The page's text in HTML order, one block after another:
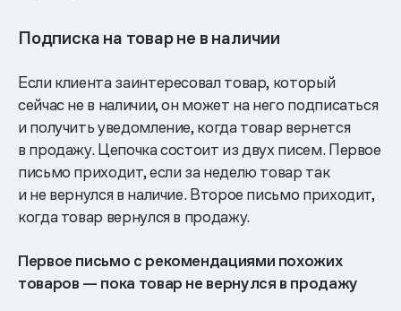
Подписка на товар не в наличии
Если клиента заинтересовал товар, который
сейчас не в наличии, он может на него подписаться
и получить уведомление, когда товар вернется
в продажу. Цепочка состоит из двух писем. Первое
письмо приходит, если за неделю товар так
и не вернулся в наличие. Второе письмо приходит,
когда товар вернулся в продажу.
Первое письмо с рекомендациями похожих
товаров — пока товар не вернулся в продажу